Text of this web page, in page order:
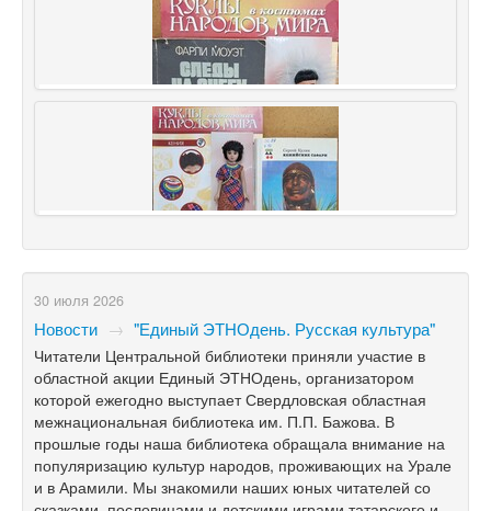
30 июля 2026
Новости → "Единый ЭТНОдень. Русская культура"
Читатели Центральной библиотеки приняли участие в
областной акции Единый ЭТНОдень, организатором
которой ежегодно выступает Свердловская областная
межнациональная библиотека им. П.П. Бажова. В
прошлые годы наша библиотека обращала внимание на
популяризацию культур народов, проживающих на Урале
и в Арамили. Мы знакомили наших юных читателей со